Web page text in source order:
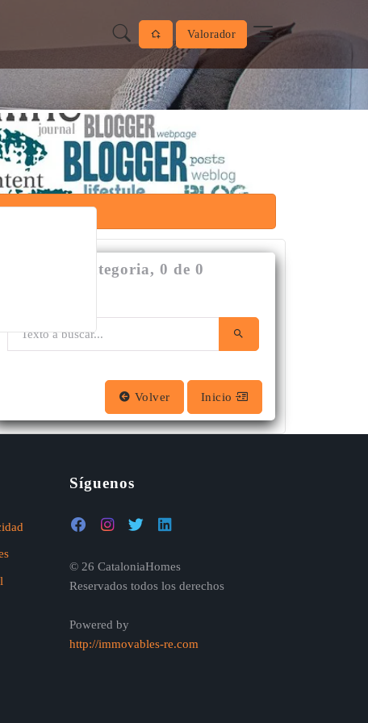
Valorador
Filtra por categoria, 0 de 0
Volver Inicio
Síguenos
© 26 CataloniaHomes
Reservados todos los derechos
Powered by
http://immovables-re.com